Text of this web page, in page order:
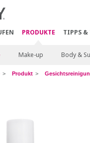
PRODUKTE TIPPS &
Make-up Body &
Produkt